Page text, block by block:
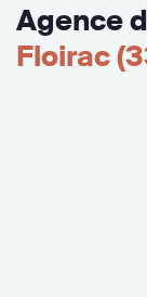
Agence
Floirac